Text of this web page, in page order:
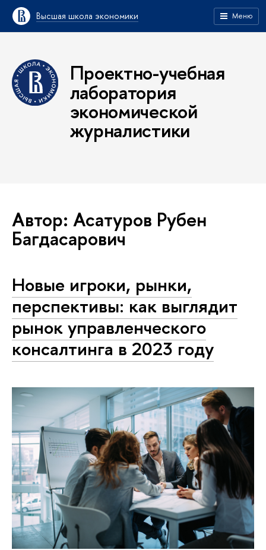
Высшая школа экономики Меню
Проектно-учебная
лаборатория
экономической
журналистики
Автор: Асатуров Рубен
Багдасарович
Новые игроки, рынки,
перспективы: как выглядит
рынок управленческого
консалтинга в 2023 году